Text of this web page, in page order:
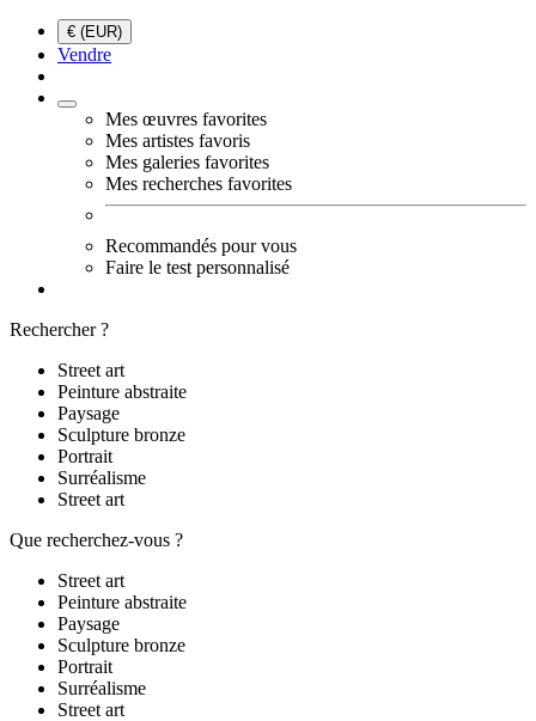
€ (EUR)
Vendre
Mes œuvres favorites
Mes artistes favoris
Mes galeries favorites
Mes recherches favorites
Recommandés pour vous
Faire le test personnalisé
Rechercher ?
Street art
Peinture abstraite
Paysage
Sculpture bronze
Portrait
Surréalisme
Street art
Que recherchez-vous ?
Street art
Peinture abstraite
Paysage
Sculpture bronze
Portrait
Surréalisme
Street art